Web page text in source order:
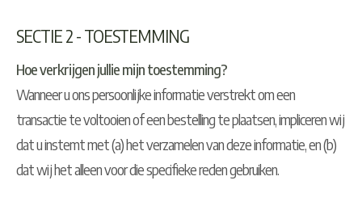
SECTIE 2 - TOESTEMMING
Hoe verkrijgen jullie mijn toestemming?
Wanneer u ons persoonlijke informatie verstrekt om een
transactie te voltooien of een bestelling te plaatsen, impliceren wij
dat u instemt met (a) het verzamelen van deze informatie, en (b)
dat wij het alleen voor die specifieke reden gebruiken.